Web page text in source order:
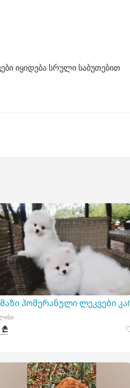
იყიდება სრული საბუთებით
პომერანული ლეკვები
₾